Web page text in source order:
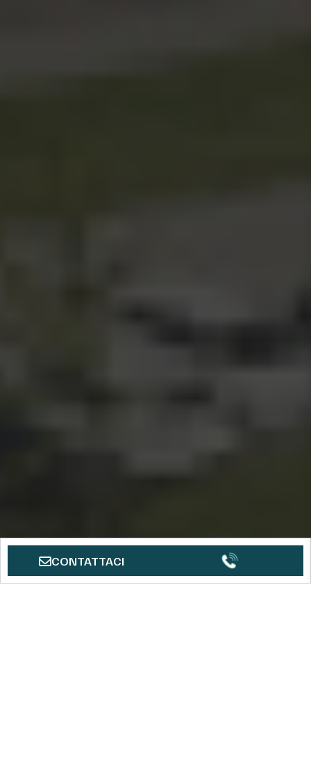
CONTATTACI